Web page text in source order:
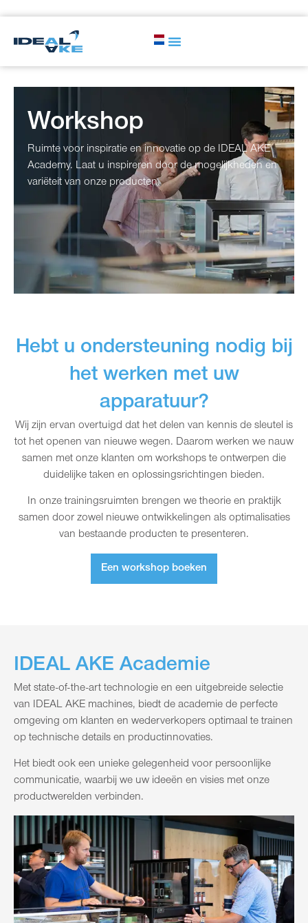
Workshop
Ruimte voor inspiratie en innovatie op de IDEAL AKE
Academy. Laat u inspireren door de mogelijkheden en
variëteit van onze producten.
Hebt u ondersteuning nodig bij
het werken met uw
apparatuur?
Wij zijn ervan overtuigd dat het delen van kennis de sleutel is
tot het openen van nieuwe wegen. Daarom werken we nauw
samen met onze klanten om workshops te ontwerpen die
duidelijke taken en oplossingsrichtingen bieden.
In onze trainingsruimten brengen we theorie en praktijk
samen door zowel nieuwe ontwikkelingen als optimalisaties
van bestaande producten te presenteren.
Een workshop boeken
IDEAL AKE Academie
Met state-of-the-art technologie en een uitgebreide selectie
van IDEAL AKE machines, biedt de academie de perfecte
omgeving om klanten en wederverkopers optimaal te trainen
op technische details en productinnovaties.
Het biedt ook een unieke gelegenheid voor persoonlijke
communicatie, waarbij we uw ideeën en visies met onze
productwerelden verbinden.